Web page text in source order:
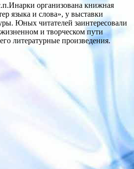
организована книжная
языка и слова», у выставки
Юных читателей заинтересовали
и творческом пути
литературные произведения.